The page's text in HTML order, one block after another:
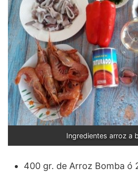
Ingredientes arroz a
400 gr. de Arroz Bomba ó